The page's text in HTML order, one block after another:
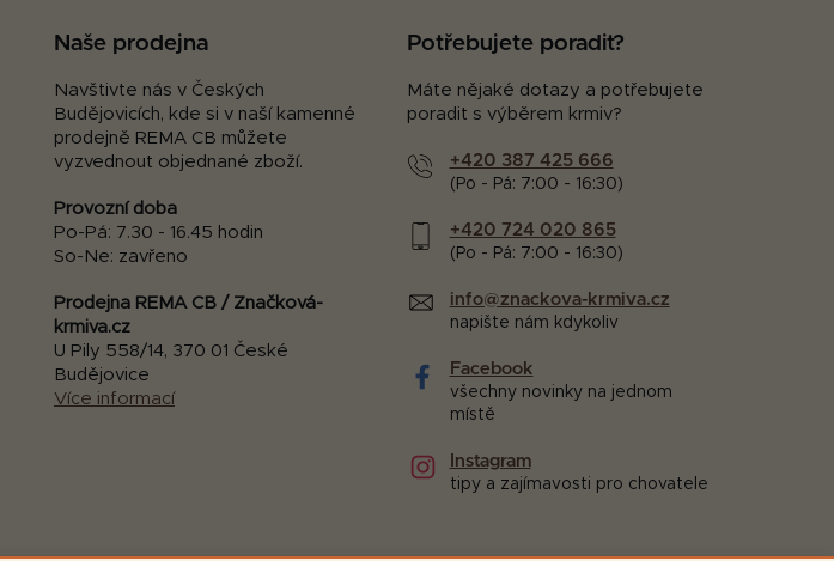
Naše prodejna
Navštivte nás v Českých
Budějovicích, kde si v naší kamenné
prodejně REMA CB můžete
vyzvednout objednané zboží.
Provozní doba
Po-Pá: 7.30 - 16.45 hodin
So-Ne: zavřeno
Prodejna REMA CB / Značková-
krmiva.cz
U Pily 558/14, 370 01 České
Budějovice
Více informací
Potřebujete poradit?
Máte nějaké dotazy a potřebujete
poradit s výběrem krmiv?
+420 387 425 666
(Po - Pá: 7:00 - 16:30)
+420 724 020 865
(Po - Pá: 7:00 - 16:30)
info@znackova-krmiva.cz
napište nám kdykoliv
Facebook
všechny novinky na jednom
místě
Instagram
tipy a zajímavosti pro chovatele